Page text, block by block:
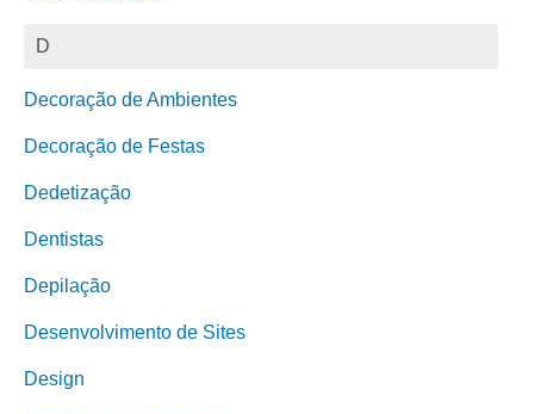
D
Decoração de Ambientes
Decoração de Festas
Dedetização
Dentistas
Depilação
Desenvolvimento de Sites
Design